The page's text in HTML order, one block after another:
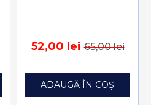
52,00 lei65,00 lei
ADAUGĂ ÎN COȘ